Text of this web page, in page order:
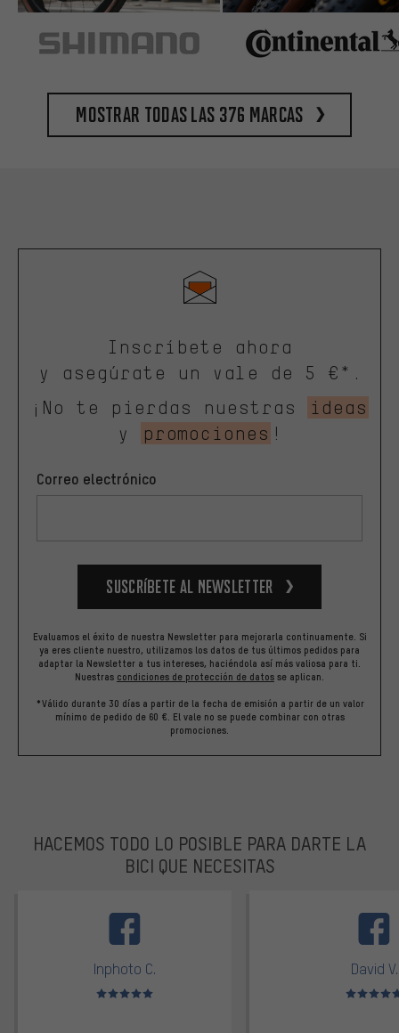
Mostrar todas las 376 marcas
Inscríbete ahora
y asegúrate un vale de 5 €*.
¡No te pierdas nuestras
ideas
y
promociones !
Correo electrónico
Suscríbete al newsletter
Evaluamos el éxito de nuestra Newsletter para mejorarla continuamente. Si
ya eres cliente nuestro, utilizamos los datos de tus últimos pedidos para
adaptar la Newsletter a tus intereses, haciéndola así más valiosa para ti.
Nuestras condiciones de protección de datos se aplican.
*Válido durante 30 días a partir de la fecha de emisión a partir de un valor
mínimo de pedido de 60 €. El vale no se puede combinar con otras
promociones.
HACEMOS TODO LO POSIBLE PARA DARTE LA
BICI QUE NECESITAS
Inphoto C.
Valoración media: 5 de 5
David V.
Valoración